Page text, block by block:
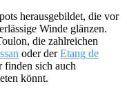
herausgebildet, die vor
Winde glänzen.
die zahlreichen
oder derEtang de
finden sich auch
könnt.